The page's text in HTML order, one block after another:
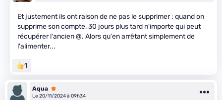
Et justement ils ont raison de ne pas le supprimer : quand on
supprime son compte, 30 jours plus tard n'importe qui peut
récupérer l'ancien @. Alors qu'en arrêtant simplement de
l'alimenter...
1
Aqua Premium
Le 20/11/2024 à 09h34